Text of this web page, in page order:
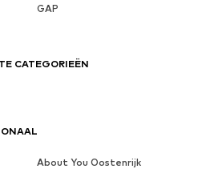
GAP
CATEGORIEËN
About You Oostenrijk